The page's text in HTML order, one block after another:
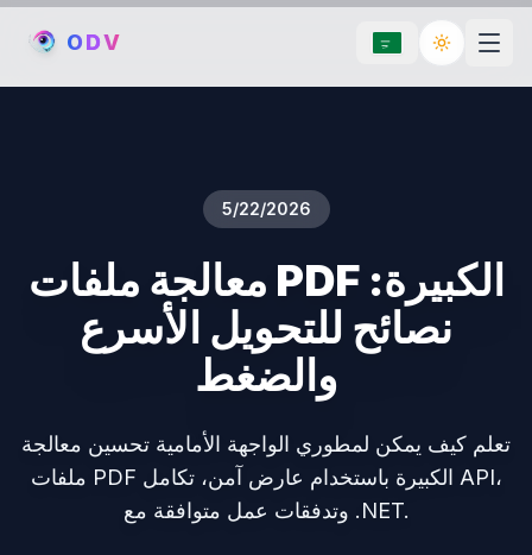
ODV Toggle
5/22/2026
معالجة ملفات PDF الكبيرة:
نصائح للتحويل الأسرع
والضغط
تعلم كيف يمكن لمطوري الواجهة الأمامية تحسين معالجة
ملفات PDF الكبيرة باستخدام عارض آمن، تكامل API،
وتدفقات عمل متوافقة مع .NET.